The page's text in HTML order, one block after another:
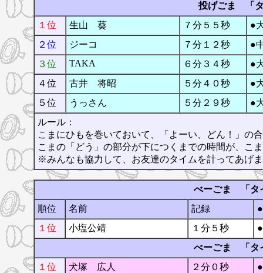
投げごま 「
１位
生山 葵 ７分５５秒
●
２位
ジーコ ７分１２秒
●
３位
TAKA ６分３４秒
●
４位
古井 将昭 ５分４０秒
●
５位
うっさん ５分２９秒
●
ルール：
こまにひもを巻いておいて、「よーい、どん！」の
こまの「どう」の部分が下につくまでの時間が、こ
※みんなも協力して、お友達のタイムを計ってあげ
べーごま 「タ
順位
名前 記録
１位
小塩公靖 １分５秒
べーごま 「タ
１位
犬塚 広人 ２分０秒